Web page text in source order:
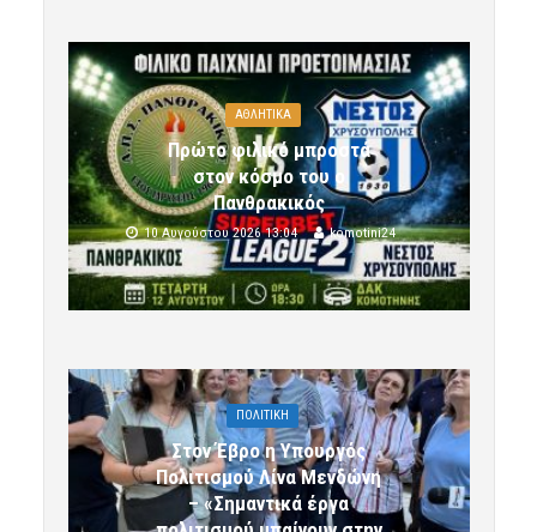
ΑΘΛΗΤΙΚΑ
Πρώτο φιλικό μπροστά
στον κόσμο του ο
Πανθρακικός
10 Αυγούστου 2026 13:04 komotini24
ΠΟΛΙΤΙΚΗ
Στον Έβρο η Υπουργός
Πολιτισμού Λίνα Μενδώνη
– «Σημαντικά έργα